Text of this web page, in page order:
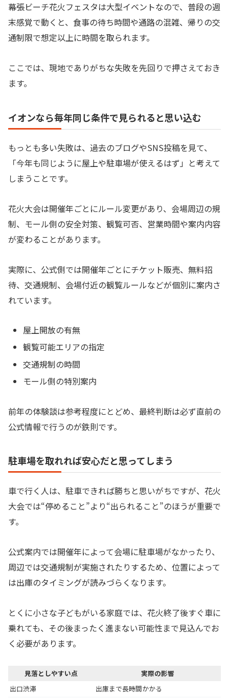
幕張ビーチ花火フェスタは大型イベントなので、普段の週
末感覚で動くと、食事の待ち時間や通路の混雑、帰りの交
通制限で想定以上に時間を取られます。
ここでは、現地でありがちな失敗を先回りで押さえておき
ます。
イオンなら毎年同じ条件で見られると思い込む
もっとも多い失敗は、過去のブログやSNS投稿を見て、
「今年も同じように屋上や駐車場が使えるはず」と考えて
しまうことです。
花火大会は開催年ごとにルール変更があり、会場周辺の規
制、モール側の安全対策、観覧可否、営業時間や案内内容
が変わることがあります。
実際に、公式側では開催年ごとにチケット販売、無料招
待、交通規制、会場付近の観覧ルールなどが個別に案内さ
れています。
屋上開放の有無
観覧可能エリアの指定
交通規制の時間
モール側の特別案内
前年の体験談は参考程度にとどめ、最終判断は必ず直前の
公式情報で行うのが鉄則です。
駐車場を取れれば安心だと思ってしまう
車で行く人は、駐車できれば勝ちと思いがちですが、花火
大会では“停めること”より“出られること”のほうが重要で
す。
公式案内では開催年によって会場に駐車場がなかったり、
周辺では交通規制が実施されたりするため、位置によって
は出庫のタイミングが読みづらくなります。
とくに小さな子どもがいる家庭では、花火終了後すぐ車に
乗れても、その後まったく進まない可能性まで見込んでお
く必要があります。
見落としやすい点
実際の影響
出口渋滞
出庫まで長時間かかる